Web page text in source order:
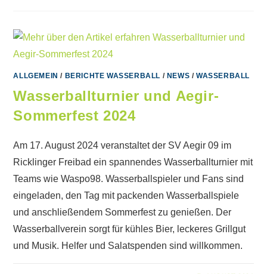
ALLGEMEIN / BERICHTE WASSERBALL / NEWS /WASSERBALL
Wasserballturnier und Aegir-
Sommerfest 2024
Am 17. August 2024 veranstaltet der SV Aegir 09 im
Ricklinger Freibad ein spannendes Wasserballturnier mit
Teams wie Waspo98. Wasserballspieler und Fans sind
eingeladen, den Tag mit packenden Wasserballspiele
und anschließendem Sommerfest zu genießen. Der
Wasserballverein sorgt für kühles Bier, leckeres Grillgut
und Musik. Helfer und Salatspenden sind willkommen.